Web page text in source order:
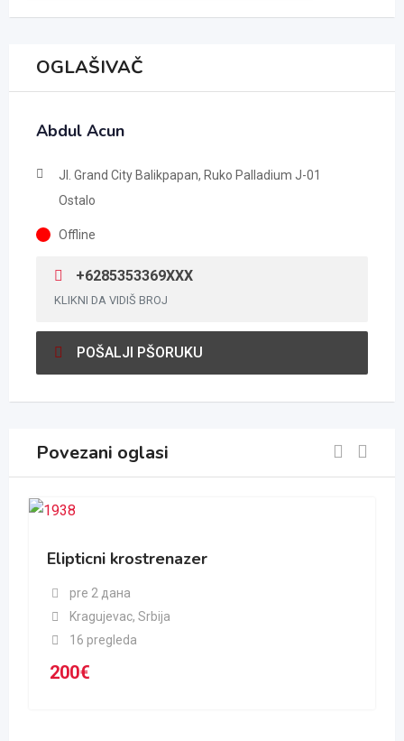
OGLAŠIVAČ
Abdul Acun
Jl. Grand City Balikpapan, Ruko Palladium J-01
Ostalo
Offline
+6285353369XXX
KLIKNI DA VIDIŠ BROJ
POŠALJI PŠORUKU
Povezani oglasi
Elipticni krostrenazer
pre 2 дана
Kragujevac, Srbija
16 pregleda
200€